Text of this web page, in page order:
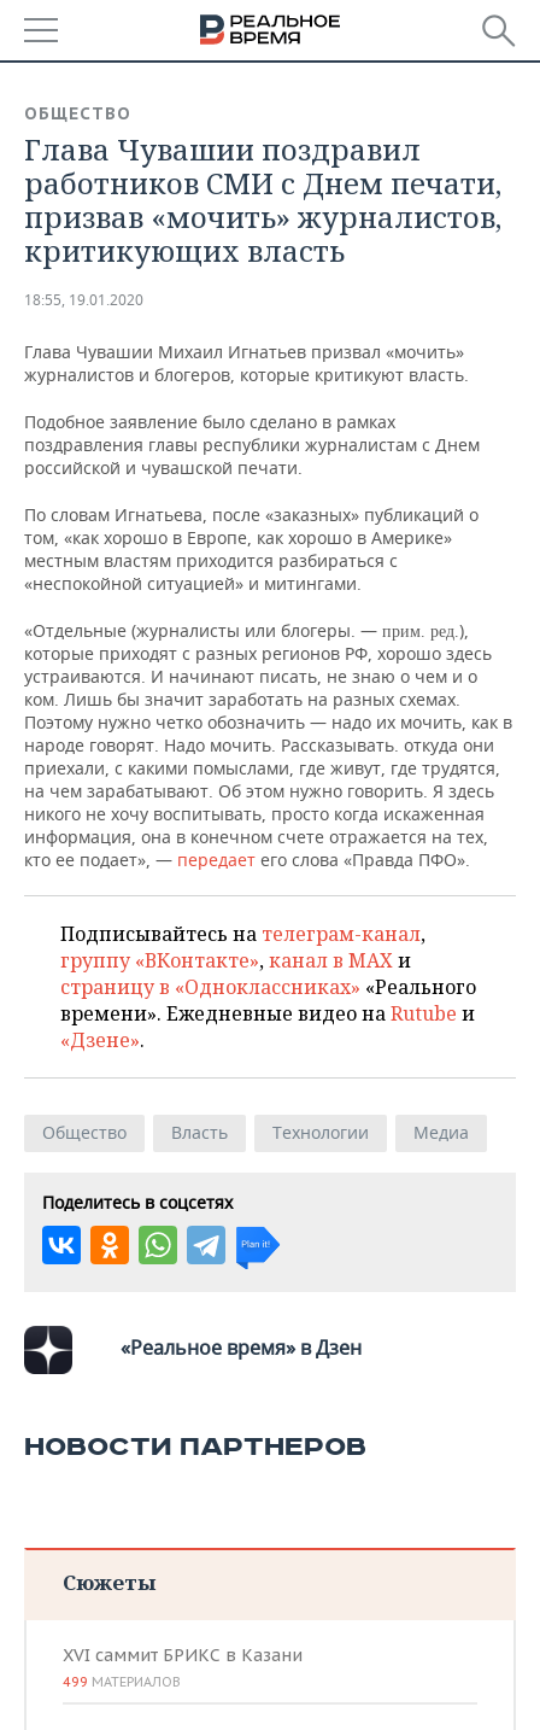
БАШКОРТОСТАН
ТАТАРСТАН
УДМУРТИЯ
НОВОСТИ
АНАЛИТИКА
НОВОСТИ АНАЛИТИКИ
ДЕКЛАРАЦИИ О ДОХОДАХ
КОРОЛИ ГОСЗАКАЗА ПФО
ВУЗЫ ТАТАРСТАНА
КОМУ ПРИНАДЛЕЖАТ
ТАТАРСТАНА
ЭКОНОМИКА
НОВОСТИ ЭКОНОМИКИ
ФИНАНСЫ
БАНКИ
БЮДЖЕТ
ИНВЕСТИЦИИ
ПРОМЫШЛЕННОСТЬ
НОВОСТИ
ПРОМЫШЛЕННОСТИ
АГРОПРОМ
НЕФТЕХИМИЯ
ОПК
ЭНЕРГЕТИКА
НЕДВИЖИМОСТЬ
НОВОСТИ НЕДВИЖИМОСТИ
АВТО
НОВОСТИ АВТО
БИЗНЕС
НОВОСТИ БИЗНЕСА
РОЗНИЧНАЯ ТОРГОВЛЯ
ТРАНСПОРТ
УСЛУГИ
ТЕХНОЛОГИИ
НОВОСТИ ТЕХНОЛОГИЙ
IT
МЕДИА
ТЕЛЕКОММУНИКАЦИИ
МЕРОПРИЯТИЯ
НОВОСТИ МЕРОПРИЯТИЙ
ВЫЕЗДНАЯ РЕДАКЦИЯ
БИЗНЕС-БРАНЧИ
ONLINE-КОНФЕРЕНЦИИ
ОТКРЫТАЯ ЛЕКЦИЯ
СПОРТ
НОВОСТИ СПОРТА
ФУТБОЛ
ХОККЕЙ
БАСКЕТБОЛ
КИБЕРСПОРТ
ФИГУРНОЕ КАТАНИЕ
ВОДНЫЕ ВИДЫ СПОРТА
ХОККЕЙ С МЯЧОМ
ОБЩЕСТВО
НОВОСТИ ОБЩЕСТВА
ВЛАСТЬ
ИНФРАСТРУКТУРА
КУЛЬТУРА
МЕДИЦИНА
ОБРАЗОВАНИЕ
ПРОИСШЕСТВИЯ
ФОТОГАЛЕРЕЯ
СЮЖЕТЫ
СПРАВОЧНИК
СПИСОК КОМПАНИЙ
ОБЩЕСТВО
Глава Чувашии поздравил
работников СМИ с Днем печати,
призвав «мочить» журналистов,
критикующих власть
18:55, 19.01.2020
Глава Чувашии Михаил Игнатьев призвал «мочить»
журналистов и блогеров, которые критикуют власть.
Подобное заявление было сделано в рамках
поздравления главы республики журналистам с Днем
российской и чувашской печати.
По словам Игнатьева, после «заказных» публикаций о
том, «как хорошо в Европе, как хорошо в Америке»
местным властям приходится разбираться с
«неспокойной ситуацией» и митингами.
«Отдельные (журналисты или блогеры. — прим. ред.),
которые приходят с разных регионов РФ, хорошо здесь
устраиваются. И начинают писать, не знаю о чем и о
ком. Лишь бы значит заработать на разных схемах.
Поэтому нужно четко обозначить — надо их мочить, как в
народе говорят. Надо мочить. Рассказывать. откуда они
приехали, с какими помыслами, где живут, где трудятся,
на чем зарабатывают. Об этом нужно говорить. Я здесь
никого не хочу воспитывать, просто когда искаженная
информация, она в конечном счете отражается на тех,
кто ее подает», — передает его слова «Правда ПФО».
Подписывайтесь на телеграм-канал,
группу «ВКонтакте»,канал в MAXи
страницу в «Одноклассниках» «Реального
времени». Ежедневные видео наRutube и
«Дзене».
Общество Власть Технологии Медиа
Поделитесь в соцсетях
«Реальное время» в Дзен
НОВОСТИ ПАРТНЕРОВ
Сюжеты
XVI саммит БРИКС в Казани
499 МАТЕРИАЛОВ